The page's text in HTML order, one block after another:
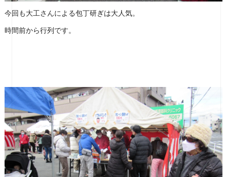
今回も大工さんによる包丁研ぎは大人気。
時間前から行列です。